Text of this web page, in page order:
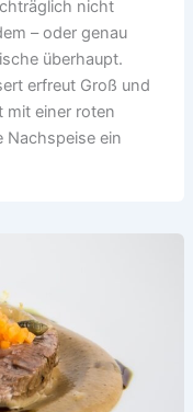
nicht
– oder genau
überhaupt.
erfreut Groß und
mit einer roten
Nachspeise ein